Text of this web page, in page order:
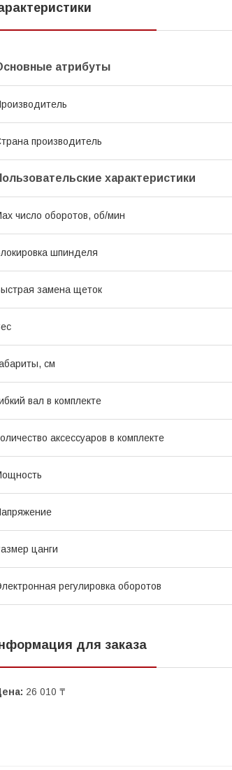
атрибуты
производитель
характеристики
число оборотов, об/мин
шпинделя
замена щеток
см
вал в комплекте
аксессуаров в комплекте
цанги
регулировка оборотов
для заказа
26 010 ₸